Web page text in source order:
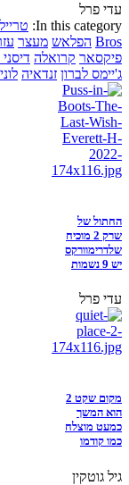
עדי פרל
In this category:
Bros הפלאש מעצר
פיקסאר קרואלה
ג'יימס לברון זנדאיה
החתול של
שרק 2 מוכיח
שלדרימוורקס
יש 9 נשמות
עדי פרל
מקום שקט 2
הוא המשך
כמעט מוצלח
כמו קודמו
גיל גוטקין